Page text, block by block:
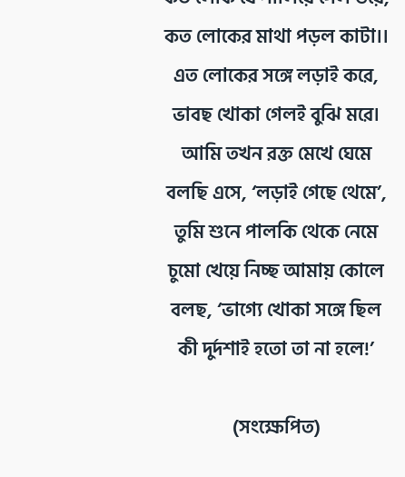
কত লোকের মাথা পড়ল কাটা।।
এত লোকের সঙ্গে লড়াই করে,
ভাবছ খোকা গেলই বুঝি মরে।
আমি তখন রক্ত মেখে ঘেমে
বলছি এসে, ‘লড়াই গেছে থেমে’,
তুমি শুনে পালকি থেকে নেমে
চুমো খেয়ে নিচ্ছ আমায় কোলে
বলছ, ‘ভাগ্যে খোকা সঙ্গে ছিল
কী দুর্দশাই হতো তা না হলে!’
(সংক্ষেপিত)